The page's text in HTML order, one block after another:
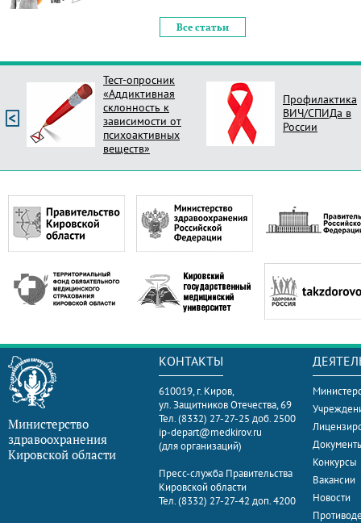
Все статьи
Тест-опросник
«Аддиктивная
склонность к
зависимости от
психоактивных
веществ»
Профилактика
ВИЧ/СПИДа в
России
Министерство
здравоохранения
Кировской области
КОНТАКТЫ
610019, г. Киров,
ул. Защитников Отечества, 69
Тел. (8332) 27-27-25 доб. 2500
ip-depart@medkirov.ru
(для организаций)
Пресс-служба Правительства
Кировской области
Тел. (8332) 27-27-42 доп. 4200
Конкурсы
Вакансии
Новости